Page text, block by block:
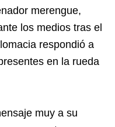
merengue,
los medios tras el
respondió a
en la rueda
muy a su